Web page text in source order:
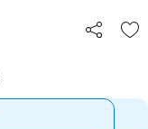
Jaa